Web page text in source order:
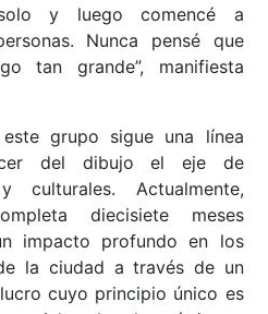
solo y luego comencé a
Nunca pensé que
tan grande”, manifiesta
grupo sigue una línea
del dibujo el eje de
culturales. Actualmente,
diecisiete meses
impacto profundo en los
la ciudad a través de un
cuyo principio único es